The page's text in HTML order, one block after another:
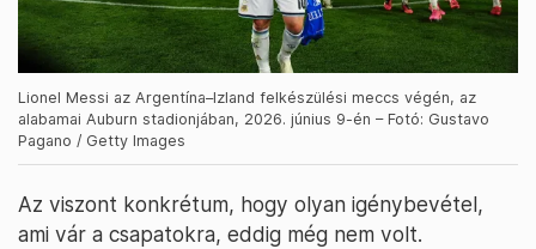
Lionel Messi az Argentína–Izland felkészülési meccs végén, az
alabamai Auburn stadionjában, 2026. június 9-én – Fotó: Gustavo
Pagano / Getty Images
Az viszont konkrétum, hogy olyan igénybevétel,
ami vár a csapatokra, eddig még nem volt.